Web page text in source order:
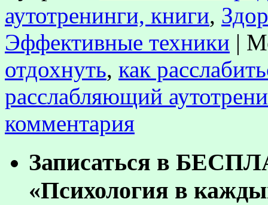
аутотренинги, книги,
Эффективные техники |
отдохнуть, как
расслабляющий
комментария
Записаться в
«Психология в